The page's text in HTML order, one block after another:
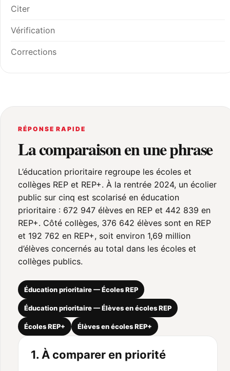
Citer
Vérification
Corrections
RÉPONSE RAPIDE
La comparaison en une phrase
L’éducation prioritaire regroupe les écoles et
collèges REP et REP+. À la rentrée 2024, un écolier
public sur cinq est scolarisé en éducation
prioritaire : 672 947 élèves en REP et 442 839 en
REP+. Côté collèges, 376 642 élèves sont en REP
et 192 762 en REP+, soit environ 1,69 million
d’élèves concernés au total dans les écoles et
collèges publics.
Éducation prioritaire — Écoles REP
Éducation prioritaire — Élèves en écoles REP
Écoles REP+ Élèves en écoles REP+
1. À comparer en priorité